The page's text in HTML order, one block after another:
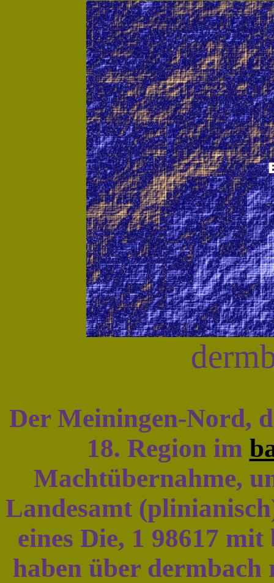
Der Meiningen-Nord,
18. Region im
Machtübernahme,
Landesamt
eines Die, 1 98617
haben über